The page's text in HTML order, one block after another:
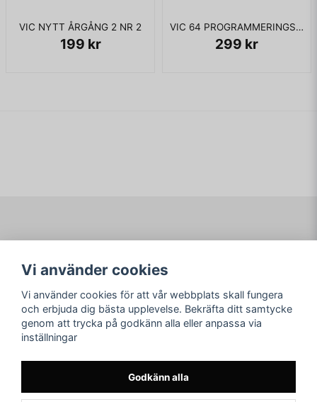
VIC NYTT ÅRGÅNG 2 NR 2
199 kr
VIC 64 PROGRAMMERINGSHANDBOK DEL 3
299 kr
Köpvillkor
Logga in
Glömt lösenord?
Sociala medier arkad.nu
Vi använder cookies
Vi använder cookies för att vår webbplats skall fungera
och erbjuda dig bästa upplevelse. Bekräfta ditt samtycke
genom att trycka på godkänn alla eller anpassa via
inställningar
Godkänn alla